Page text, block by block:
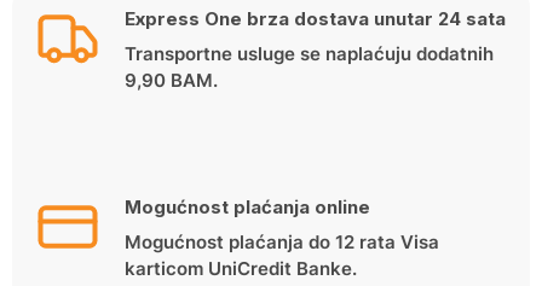
Express One brza dostava unutar 24 sata
Transportne usluge se naplaćuju dodatnih
9,90 BAM.
Mogućnost plaćanja online
Mogućnost plaćanja do 12 rata Visa
karticom UniCredit Banke.